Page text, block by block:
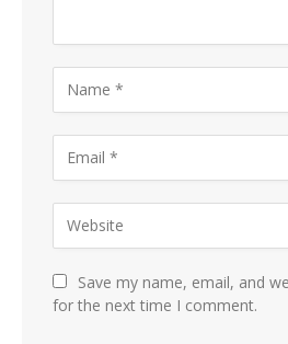
Save my name, email, and
for the next time I comment.